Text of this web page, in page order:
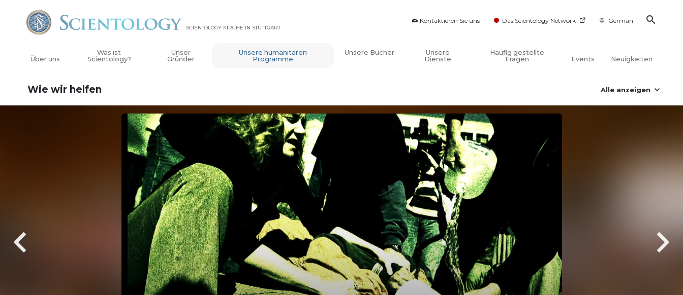
Kontaktieren Sie uns Das Scientology Network German
SCIENTOLOGY KIRCHE IN STUTTGART
Über uns
Was ist
Scientology?
Unser
Gründer
Unsere humanitären
Programme
Unsere Bücher
Unsere
Dienste
Häufig gestellte
Fragen
Events Neuigkeiten
Wie wir helfen Alle anzeigen